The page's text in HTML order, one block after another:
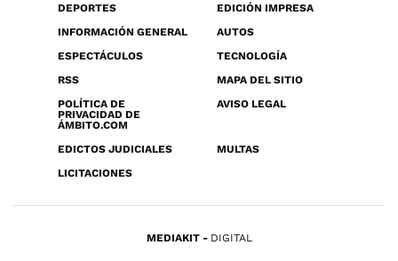
DEPORTES
EDICIÓN IMPRESA
INFORMACIÓN GENERAL
AUTOS
ESPECTÁCULOS
TECNOLOGÍA
RSS
MAPA DEL SITIO
POLÍTICA DE
PRIVACIDAD DE
ÁMBITO.COM
AVISO LEGAL
EDICTOS JUDICIALES
MULTAS
LICITACIONES
MEDIAKIT DIGITAL